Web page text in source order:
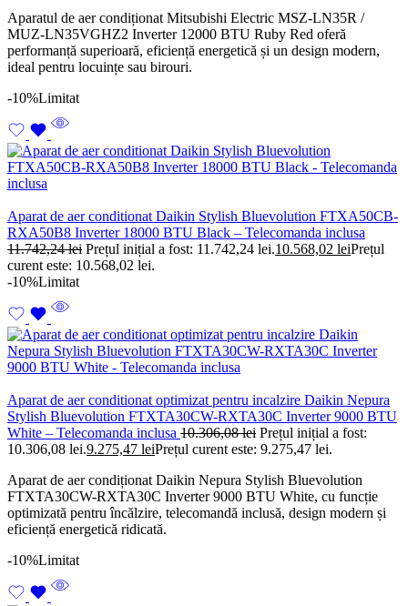
Aparatul de aer condiționat Mitsubishi Electric MSZ-LN35R /
MUZ-LN35VGHZ2 Inverter 12000 BTU Ruby Red oferă
performanță superioară, eficiență energetică și un design modern,
ideal pentru locuințe sau birouri.
-10%Limitat
Aparat de aer conditionat Daikin Stylish Bluevolution FTXA50CB-
RXA50B8 Inverter 18000 BTU Black – Telecomanda inclusa
11.742,24lei Prețul inițial a fost: 11.742,24 lei.10.568,02 leiPrețul
curent este: 10.568,02 lei.
-10%Limitat
Aparat de aer conditionat optimizat pentru incalzire Daikin Nepura
Stylish Bluevolution FTXTA30CW-RXTA30C Inverter 9000 BTU
White – Telecomanda inclusa 10.306,08lei Prețul inițial a fost:
10.306,08 lei.9.275,47 leiPrețul curent este: 9.275,47 lei.
Aparat de aer condiționat Daikin Nepura Stylish Bluevolution
FTXTA30CW-RXTA30C Inverter 9000 BTU White, cu funcție
optimizată pentru încălzire, telecomandă inclusă, design modern și
eficiență energetică ridicată.
-10%Limitat